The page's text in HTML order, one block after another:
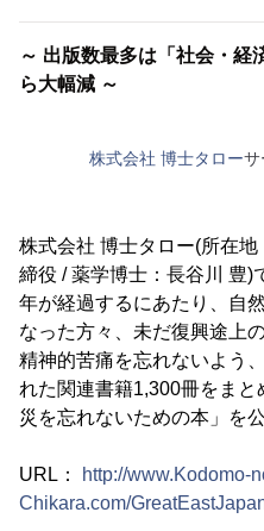
～ 出版数最多は「社会・経
ら大幅減 ～
株式会社 博士タローサ
株式会社 博士タロー(所在
締役 / 薬学博士：長谷川 豊)
年が経過するにあたり、自
なった方々、未だ復興途上
精神的苦痛を忘れないよう
れた関連書籍1,300冊をま
災を忘れないための本」を
URL：
http://www.Kodomo-
Chikara.com/